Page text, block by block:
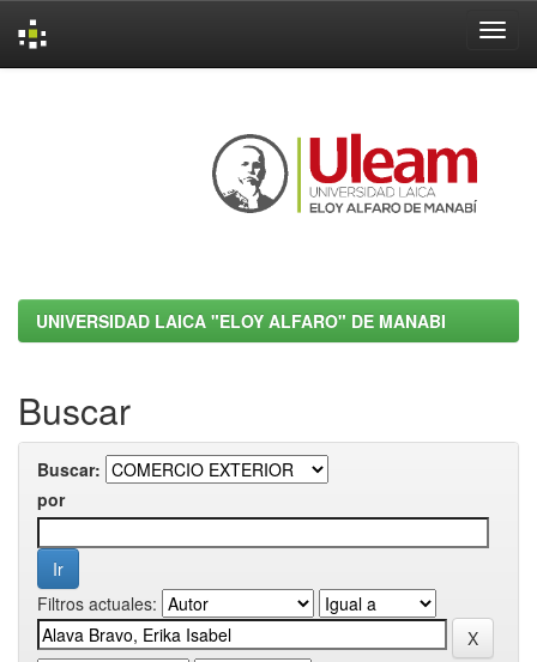
UNIVERSIDAD LAICA "ELOY ALFARO" DE MANABI
Buscar
Buscar:
por
Filtros actuales: